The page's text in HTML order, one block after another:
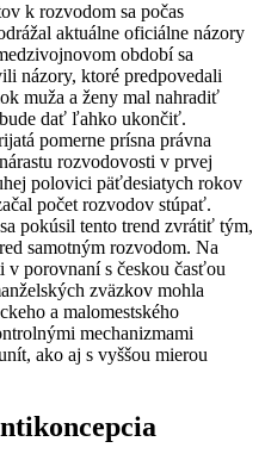
k rozvodom sa počas
aktuálne oficiálne názory
období sa
názory, ktoré predpovedali
muža a ženy mal nahradiť
dať ľahko ukončiť.
pomerne prísna právna
rozvodovosti v prvej
polovici päťdesiatych rokov
počet rozvodov stúpať.
pokúsil tento trend zvrátiť tým,
samotným rozvodom. Na
v porovnaní s českou časťou
zväzkov mohla
a malomestského
mechanizmami
ako aj s vyššou mierou